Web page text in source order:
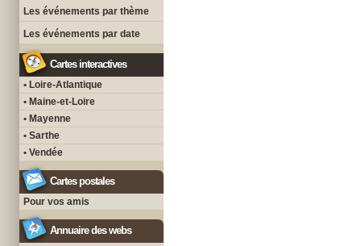
Les événements par thème
Les événements par date
Cartes interactives
• Loire-Atlantique
• Maine-et-Loire
• Mayenne
• Sarthe
• Vendée
Cartes postales
Pour vos amis
Annuaire des webs